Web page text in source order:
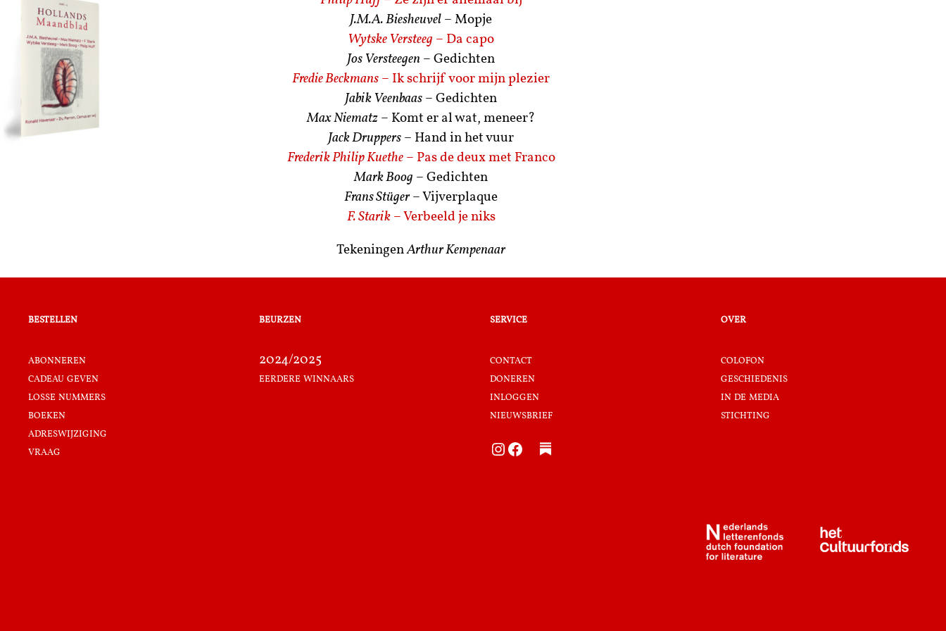
J.M.A. Biesheuvel – Mopje
Wytske Versteeg – Da capo
Jos Versteegen – Gedichten
Fredie Beckmans – Ik schrijf voor mijn plezier
Jabik Veenbaas – Gedichten
Max Niematz – Komt er al wat, meneer?
Jack Druppers – Hand in het vuur
Frederik Philip Kuethe– Pas de deux met Franco
Mark Boog – Gedichten
Frans Stüger– Vijverplaque
F. Starik– Verbeeld je niks
TekeningenArthur Kempenaar
bestellen
abonneren
cadeau geven
losse nummers
boeken
adreswijziging
vraag
beurzen
2024/2025
eerdere winnaars
service
contact
doneren
inloggen
nieuwsbrief
Instagram Facebook
over
colofon
geschiedenis
in de media
stichting